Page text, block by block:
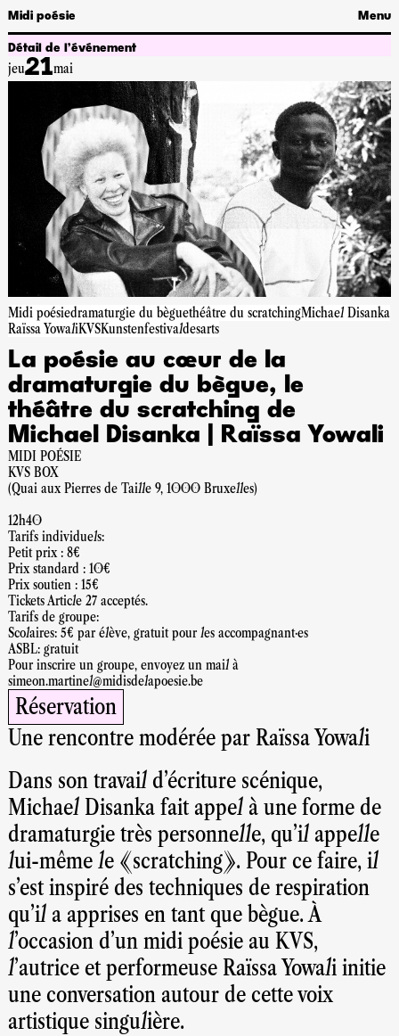
Midi poésie Menu
Détail de l’événement
jeu21mai
Midi poésiedramaturgie du bèguethéâtre du scratchingMichael Disanka
Raïssa YowaliKVSKunstenfestivaldesarts
La poésie au cœur de la
dramaturgie du bègue, le
théâtre du scratching de
Michael Disanka | Raïssa Yowali
MIDI POÉSIE
KVS BOX
(Quai aux Pierres de Taille 9, 1000 Bruxelles)
12h40
Tarifs individuels:
Petit prix : 8€
Prix standard : 10€
Prix soutien : 15€
Tickets Article 27 acceptés.
Tarifs de groupe:
Scolaires: 5€ par élève, gratuit pour les accompagnant·es
ASBL: gratuit
Pour inscrire un groupe, envoyez un mail à
simeon.martinel@midisdelapoesie.be
Réservation
Une rencontre modérée par Raïssa Yowali
Dans son travail d’écriture scénique,
Michael Disanka fait appel à une forme de
dramaturgie très personnelle, qu’il appelle
lui-même le «scratching». Pour ce faire, il
s’est inspiré des techniques de respiration
qu’il a apprises en tant que bègue. À
l’occasion d’un midi poésie au KVS,
l’autrice et performeuse Raïssa Yowali initie
une conversation autour de cette voix
artistique singulière.